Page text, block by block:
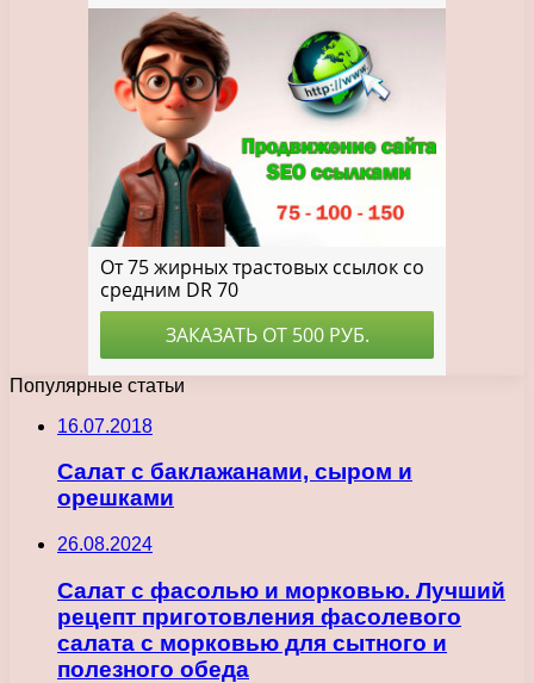
Популярные статьи
16.07.2018
Салат с баклажанами, сыром и
орешками
26.08.2024
Салат с фасолью и морковью. Лучший
рецепт приготовления фасолевого
салата с морковью для сытного и
полезного обеда